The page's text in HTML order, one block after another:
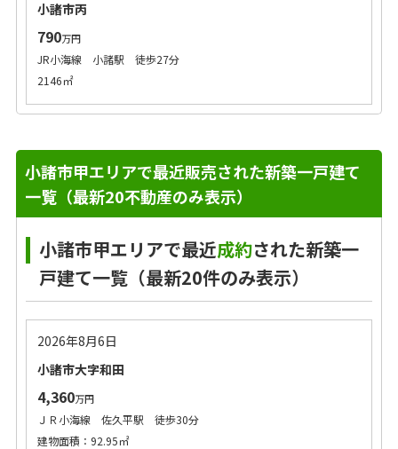
小諸市丙
790万円
JR小海線 小諸駅 徒歩27分
2146㎡
小諸市甲エリアで最近販売された新築一戸建て
一覧（最新20不動産のみ表示）
小諸市甲エリアで最近成約された新築一
戸建て一覧（最新20件のみ表示）
2026年8月6日
小諸市大字和田
4,360万円
ＪＲ小海線 佐久平駅 徒歩30分
建物面積：92.95㎡